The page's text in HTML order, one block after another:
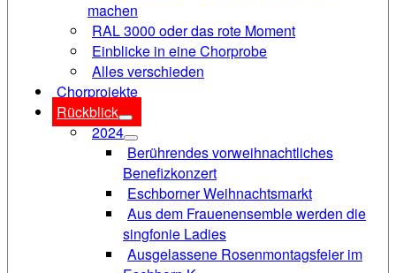
machen
RAL 3000 oder das rote Moment
Einblicke in eine Chorprobe
Alles verschieden
Chorprojekte
Rückblick
2024
Berührendes vorweihnachtliches
Benefizkonzert
Eschborner Weihnachtsmarkt
Aus dem Frauenensemble werden die
singfonie Ladies
Ausgelassene Rosenmontagsfeier im